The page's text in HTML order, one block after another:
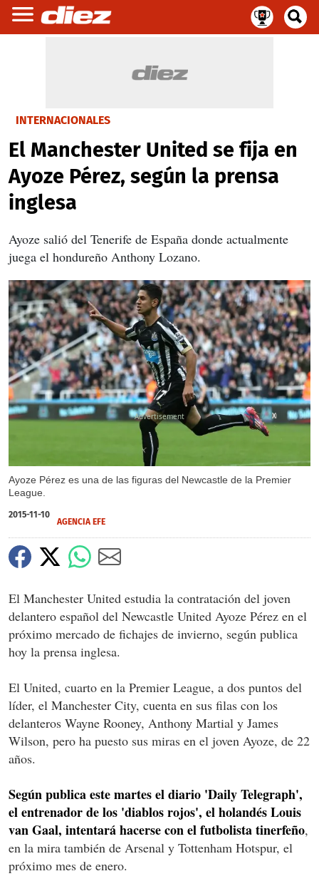
INTERNACIONALES
El Manchester United se fija en
Ayoze Pérez, según la prensa
inglesa
Ayoze salió del Tenerife de España donde actualmente
juega el hondureño Anthony Lozano.
Ayoze Pérez es una de las figuras del Newcastle de la Premier
League.
X
2015-11-10
AGENCIA EFE
El Manchester United estudia la contratación del joven
delantero español del Newcastle United Ayoze Pérez en el
próximo mercado de fichajes de invierno, según publica
hoy la prensa inglesa.
El United, cuarto en la Premier League, a dos puntos del
líder, el Manchester City, cuenta en sus filas con los
delanteros Wayne Rooney, Anthony Martial y James
Wilson, pero ha puesto sus miras en el joven Ayoze, de 22
años.
Según publica este martes el diario 'Daily Telegraph',
el entrenador de los 'diablos rojos', el holandés Louis
van Gaal, intentará hacerse con el futbolista tinerfeño,
en la mira también de Arsenal y Tottenham Hotspur, el
próximo mes de enero.